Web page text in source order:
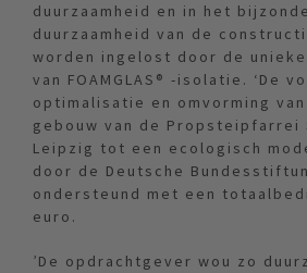
duurzaamheid en in het
duurzaamheid van de
worden ingelost door de
van FOAMGLAS® -isolatie. ‘De
optimalisatie en omvorming
gebouw van de Propsteipfarrei
Leipzig tot een ecologisch
door de Deutsche
ondersteund met een
euro.
’De opdrachtgever wou zo